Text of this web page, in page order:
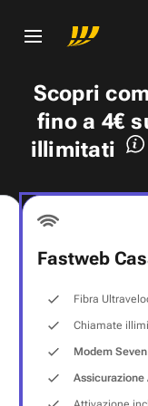
Scopri
fino a 4€
illimitati
Fastweb
Fibra
Chiamate
Modem
Assicurazione